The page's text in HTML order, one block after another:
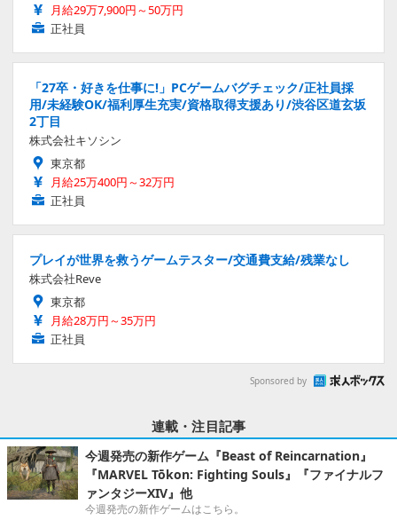
月給29万7,900円～50万円
正社員
「27卒・好きを仕事に!」PCゲームバグチェック/正社員採
用/未経験OK/福利厚生充実/資格取得支援あり/渋谷区道玄坂
2丁目
株式会社キソシン
東京都
月給25万400円～32万円
正社員
プレイが世界を救うゲームテスター/交通費支給/残業なし
株式会社Reve
東京都
月給28万円～35万円
正社員
Sponsored by
連載・注目記事
今週発売の新作ゲーム『Beast of Reincarnation』
『MARVEL Tōkon: Fighting Souls』『ファイナルフ
ァンタジーXIV』他
今週発売の新作ゲームはこちら。